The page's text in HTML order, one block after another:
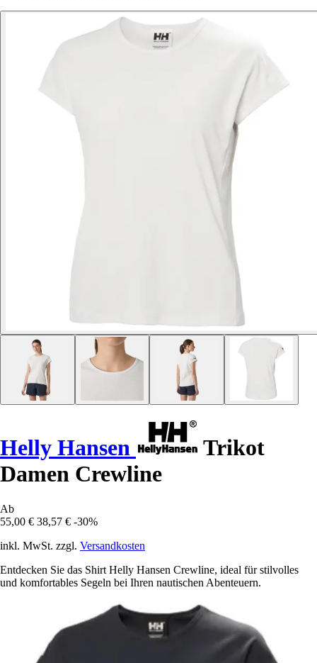
Helly Hansen
Trikot
Damen Crewline
Ab
55,00 € 38,57 € -30%
inkl. MwSt. zzgl. Versandkosten
Entdecken Sie das Shirt Helly Hansen Crewline, ideal für stilvolles
und komfortables Segeln bei Ihren nautischen Abenteuern.